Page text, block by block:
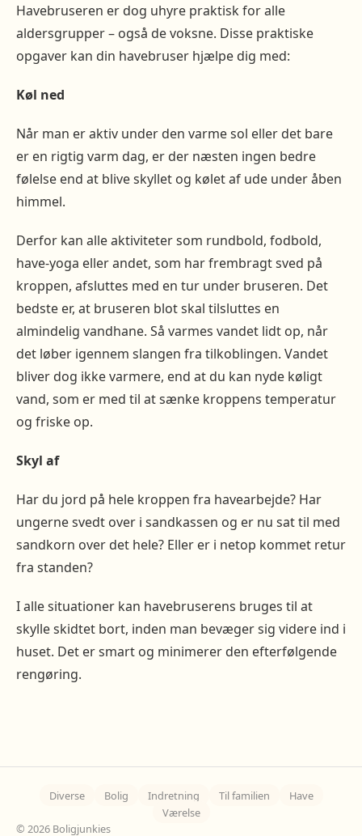
Havebruseren er dog uhyre praktisk for alle
aldersgrupper – også de voksne. Disse praktiske
opgaver kan din havebruser hjælpe dig med:
Køl ned
Når man er aktiv under den varme sol eller det bare
er en rigtig varm dag, er der næsten ingen bedre
følelse end at blive skyllet og kølet af ude under åben
himmel.
Derfor kan alle aktiviteter som rundbold, fodbold,
have-yoga eller andet, som har frembragt sved på
kroppen, afsluttes med en tur under bruseren. Det
bedste er, at bruseren blot skal tilsluttes en
almindelig vandhane. Så varmes vandet lidt op, når
det løber igennem slangen fra tilkoblingen. Vandet
bliver dog ikke varmere, end at du kan nyde køligt
vand, som er med til at sænke kroppens temperatur
og friske op.
Skyl af
Har du jord på hele kroppen fra havearbejde? Har
ungerne svedt over i sandkassen og er nu sat til med
sandkorn over det hele? Eller er i netop kommet retur
fra standen?
I alle situationer kan havebruserens bruges til at
skylle skidtet bort, inden man bevæger sig videre ind i
huset. Det er smart og minimerer den efterfølgende
rengøring.
Diverse Bolig Indretning Til familien
Have
Værelse
© 2026 Boligjunkies